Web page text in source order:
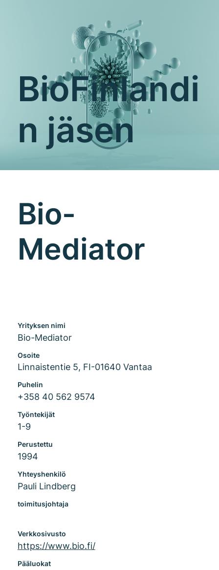
BioFinlandi
n jäsen
Bio-
Mediator
Yrityksen nimi
Bio-Mediator
Osoite
Linnaistentie 5, FI-01640 Vantaa
Puhelin
+358 40 562 9574
Työntekijät
1-9
Perustettu
1994
Yhteyshenkilö
Pauli Lindberg
toimitusjohtaja
Verkkosivusto
https://www.bio.fi/
Pääluokat